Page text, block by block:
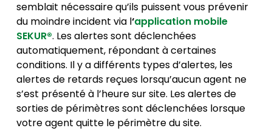
semblait nécessaire qu’ils puissent vous prévenir
du moindre incident via l‘application mobile
SEKUR®. Les alertes sont déclenchées
automatiquement, répondant à certaines
conditions. Il y a différents types d’alertes, les
alertes de retards reçues lorsqu’aucun agent ne
s’est présenté à l’heure sur site. Les alertes de
sorties de périmètres sont déclenchées lorsque
votre agent quitte le périmètre du site.